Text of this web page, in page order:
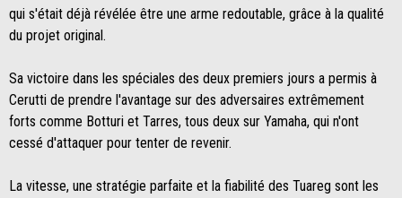
qui s'était déjà révélée être une arme redoutable, grâce à la qualité
du projet original.
Sa victoire dans les spéciales des deux premiers jours a permis à
Cerutti de prendre l'avantage sur des adversaires extrêmement
forts comme Botturi et Tarres, tous deux sur Yamaha, qui n'ont
cessé d'attaquer pour tenter de revenir.
La vitesse, une stratégie parfaite et la fiabilité des Tuareg sont les